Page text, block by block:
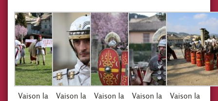
Vaison la
Vaison la
Vaison la
Vaison la
Vaison la